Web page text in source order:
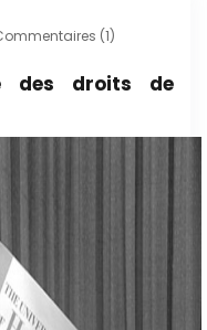
(1)
des droits de